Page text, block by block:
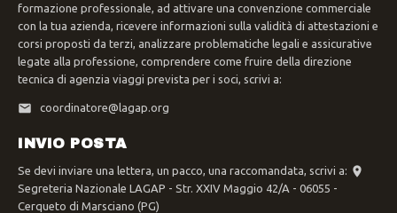
formazione professionale, ad attivare una convenzione commerciale
con la tua azienda, ricevere informazioni sulla validità di attestazioni e
corsi proposti da terzi, analizzare problematiche legali e assicurative
legate alla professione, comprendere come fruire della direzione
tecnica di agenzia viaggi prevista per i soci, scrivi a:
coordinatore@lagap.org
INVIO POSTA
Se devi inviare una lettera, un pacco, una raccomandata, scrivi a:
Segreteria Nazionale LAGAP - Str. XXIV Maggio 42/A - 06055 -
Cerqueto di Marsciano (PG)